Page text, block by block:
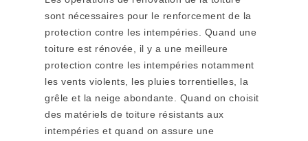
sont nécessaires pour le renforcement de la
protection contre les intempéries. Quand une
toiture est rénovée, il y a une meilleure
protection contre les intempéries notamment
les vents violents, les pluies torrentielles, la
grêle et la neige abondante. Quand on choisit
des matériels de toiture résistants aux
intempéries et quand on assure une